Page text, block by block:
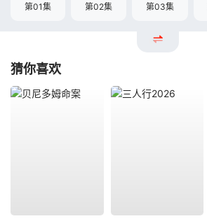
第01集 第02集 第03集
猜你喜欢